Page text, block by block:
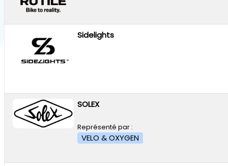
Sidelights
SOLEX
Représenté par :
VELO & OXYGEN